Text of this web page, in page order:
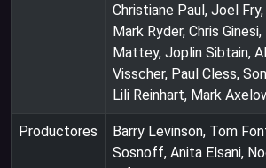
Christiane Paul, Joel
Mark Ryder, Chris
Mattey, Joplin Sibtain,
Visscher, Paul Cless,
Lili Reinhart, Mark
Productores
Barry Levinson, Tom
Sosnoff, Anita Elsani,